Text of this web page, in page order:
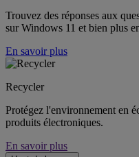
Trouvez des réponses aux
sur Windows 11 et bien plus
En savoir plus
Recycler
Protégez l'environnement en
produits électroniques.
En savoir plus